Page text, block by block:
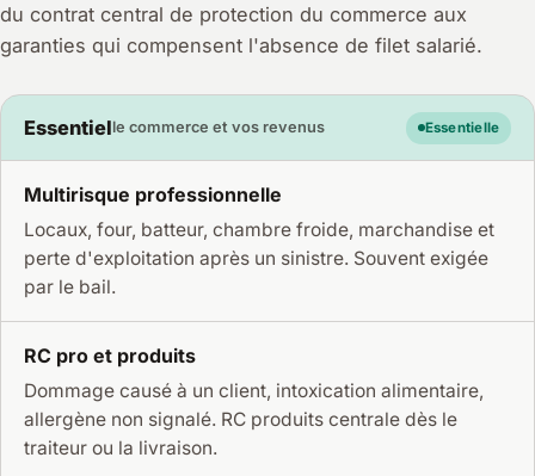
du contrat central de protection du commerce aux
garanties qui compensent l'absence de filet salarié.
Essentielle commerce et vos revenus Essentielle
Multirisque professionnelle
Locaux, four, batteur, chambre froide, marchandise et
perte d'exploitation après un sinistre. Souvent exigée
par le bail.
RC pro et produits
Dommage causé à un client, intoxication alimentaire,
allergène non signalé. RC produits centrale dès le
traiteur ou la livraison.